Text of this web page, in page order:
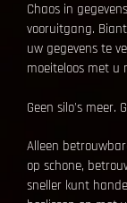
Chaos in
vooruitgang.
uw gegevens te
moeiteloos met u
Geen silo's meer.
Alleen
op schone,
sneller kunt